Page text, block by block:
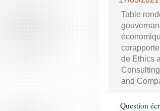
Table
de Ethics
and
Question